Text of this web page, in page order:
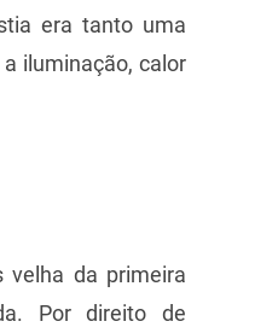
era tanto uma
iluminação, calor
velha da primeira
Por direito de